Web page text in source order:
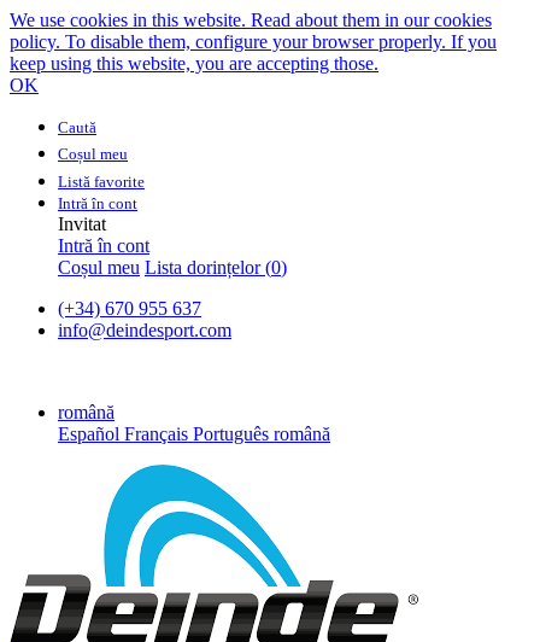
We use cookies in this website. Read about them in our cookies
policy. To disable them, configure your browser properly. If you
keep using this website, you are accepting those.
OK
Caută
Coșul meu
Listă favorite
Intră în cont
Invitat
Intră în cont
Coșul meu Lista dorințelor (0)
(+34) 670 955 637
info@deindesport.com
română
Español Français Português română